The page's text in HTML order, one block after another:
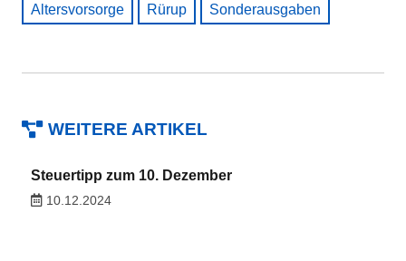
Altersvorsorge Rürup Sonderausgaben
WEITERE ARTIKEL
Steuertipp zum 10. Dezember
10.12.2024